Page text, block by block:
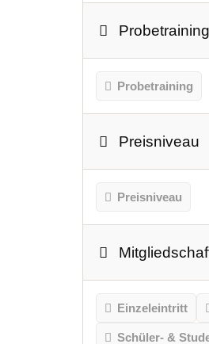
Probetraining
Probetraining
Preisniveau
Preisniveau
Einzeleintritt
Schüler- &